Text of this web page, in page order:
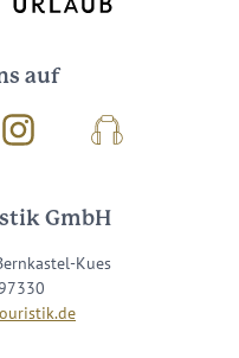
auf
InstagramPodcast
GmbH
Kues